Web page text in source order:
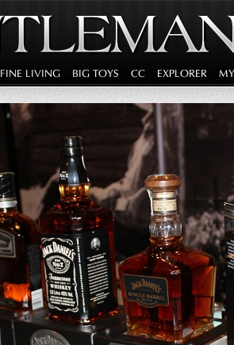
FINE LIVING BIG TOYS CC EXPLORER